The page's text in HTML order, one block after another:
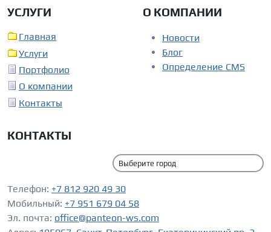
УСЛУГИ
Главная
Услуги
Портфолио
О компании
Контакты
О КОМПАНИИ
Новости
Блог
Определение CMS
КОНТАКТЫ
Телефон: +7 812 920 49 30
Мобильный: +7 951 679 04 58
Эл. почта: office@panteon-ws.com